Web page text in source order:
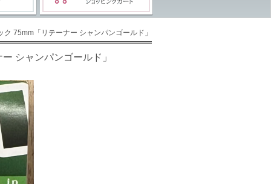
75mm「リテーナー シャンパンゴールド」
シャンパンゴールド」